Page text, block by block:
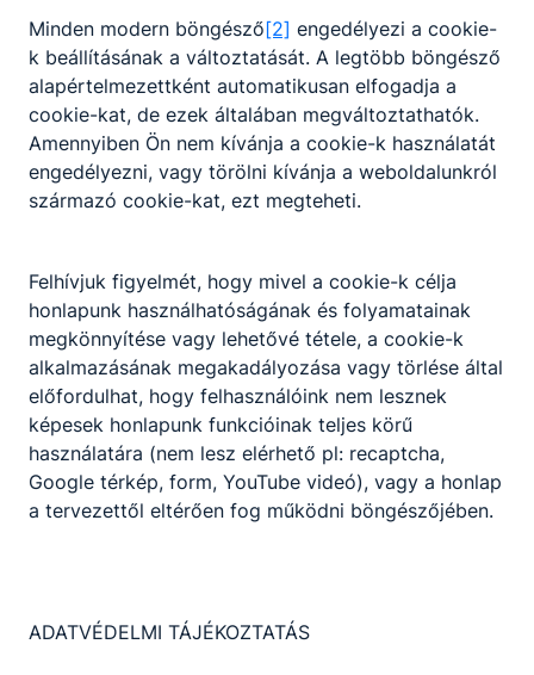
Minden modern böngésző[2] engedélyezi a cookie-
k beállításának a változtatását. A legtöbb böngésző
alapértelmezettként automatikusan elfogadja a
cookie-kat, de ezek általában megváltoztathatók.
Amennyiben Ön nem kívánja a cookie-k használatát
engedélyezni, vagy törölni kívánja a weboldalunkról
származó cookie-kat, ezt megteheti.
Felhívjuk figyelmét, hogy mivel a cookie-k célja
honlapunk használhatóságának és folyamatainak
megkönnyítése vagy lehetővé tétele, a cookie-k
alkalmazásának megakadályozása vagy törlése által
előfordulhat, hogy felhasználóink nem lesznek
képesek honlapunk funkcióinak teljes körű
használatára (nem lesz elérhető pl: recaptcha,
Google térkép, form, YouTube videó), vagy a honlap
a tervezettől eltérően fog működni böngészőjében.
ADATVÉDELMI TÁJÉKOZTATÁS